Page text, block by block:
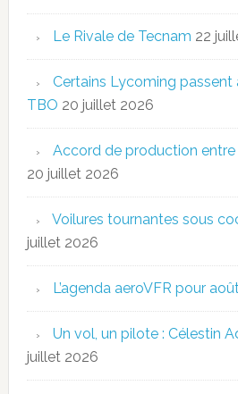
Le Rivale de Tecnam 22
Certains Lycoming passent
TBO 20 juillet 2026
Accord de production entre
20 juillet 2026
Voilures tournantes sous
juillet 2026
L’agenda aeroVFR pour
Un vol, un pilote : Célestin
juillet 2026